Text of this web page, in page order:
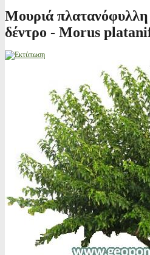
Μουριά πλατανόφυλλη
δέντρο - Morus